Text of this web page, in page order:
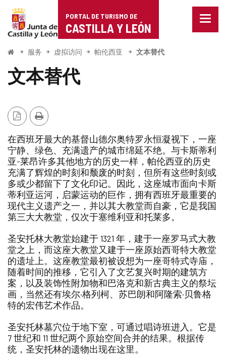
Portal
de
Turismo
de
Castilla
León
PORTAL DE TURISMO DE
CASTILLA Y LEÓN
菜
开
服务 虚拟访问 帕伦西亚
此
文本替代
文本替代
PDF
本
打
在西班牙最大的基督山德尔奥特罗永恒凝视下，一座
宁静、绿色、充满遗产的城市绵延不绝。与卡斯蒂利
亚-莱昂许多其他地方的历史一样，帕伦西亚的历史
充满了辉煌的时刻和颓废的时刻，但所有这些时刻或
多或少都留下了文化印记。因此，这座城市面向卡斯
蒂利亚运河，启蒙运动的巨作，拥有西班牙最重要的
现代主义遗产之一，并以其大教堂而自豪，它是我国
第三大大教堂，仅次于塞维利亚和托莱多。
圣安托林大教堂始建于 1321 年，建于一座罗马式大教
堂之上，而这座大教堂又建于一座原始西哥特大教堂
的遗址上。这座教堂最初被设想为一座哥特式寺庙，
随着时间的推移，它引入了文艺复兴时期的建筑方
案，以及装饰性附加物和巴洛克和新古典主义的祭坛
画，当然还有埃尔·格列柯、苏巴朗和阿隆索·贝鲁格
特的宏伟艺术作品。
圣安托林墓穴位于地下室，可通过唱诗班进入。它是
7 世纪和 11 世纪两个原始空间合并的结果。根据传
统，圣安托林的遗物出现在这里。